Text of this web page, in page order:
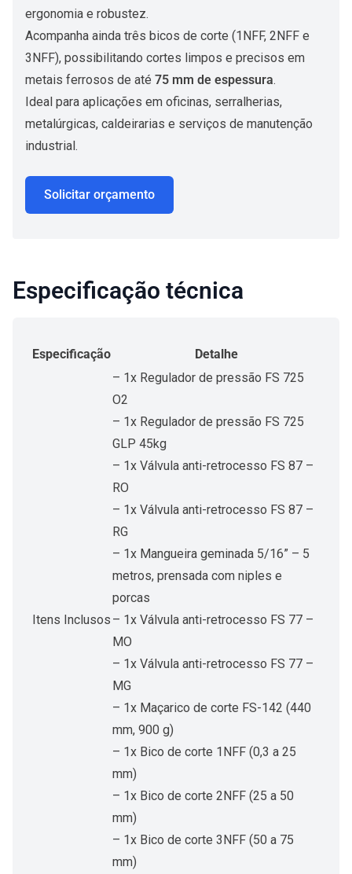
ergonomia e robustez.
Acompanha ainda três bicos de corte (1NFF, 2NFF e
3NFF), possibilitando cortes limpos e precisos em
metais ferrosos de até 75 mm de espessura.
Ideal para aplicações em oficinas, serralherias,
metalúrgicas, caldeirarias e serviços de manutenção
industrial.
Solicitar orçamento
Especificação técnica
Especificação Detalhe
Itens Inclusos
– 1x Regulador de pressão FS 725
O2
– 1x Regulador de pressão FS 725
GLP 45kg
– 1x Válvula anti-retrocesso FS 87 –
RO
– 1x Válvula anti-retrocesso FS 87 –
RG
– 1x Mangueira geminada 5/16” – 5
metros, prensada com niples e
porcas
– 1x Válvula anti-retrocesso FS 77 –
MO
– 1x Válvula anti-retrocesso FS 77 –
MG
– 1x Maçarico de corte FS-142 (440
mm, 900 g)
– 1x Bico de corte 1NFF (0,3 a 25
mm)
– 1x Bico de corte 2NFF (25 a 50
mm)
– 1x Bico de corte 3NFF (50 a 75
mm)